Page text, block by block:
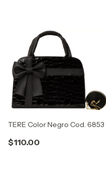
TERE Color Negro Cod. 6853
$110.00